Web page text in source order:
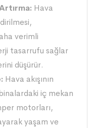
Hava
verimli
tasarrufu sağlar
düşürür.
Hava akışının
iç mekan
motorları,
yaşam ve